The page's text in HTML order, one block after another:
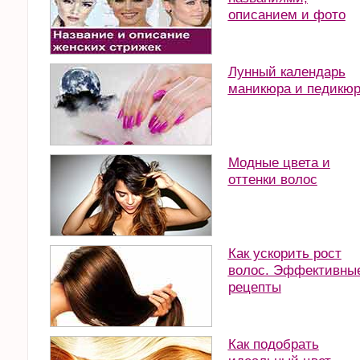
описанием и фото
Лунный календарь
маникюра и
Модные цвета и
оттенки волос
Как ускорить рост
волос.
рецепты
Как подобрать